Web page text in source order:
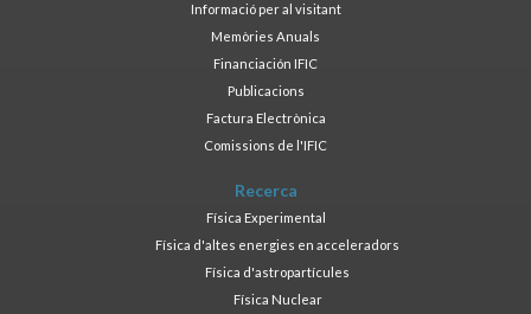
Informació per al visitant
Memòries Anuals
Financiación IFIC
Publicacions
Factura Electrònica
Comissions de l'IFIC
Recerca
Física Experimental
Física d'altes energies en acceleradors
Física d'astropartícules
Física Nuclear